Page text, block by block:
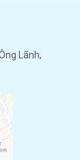
Lãnh,